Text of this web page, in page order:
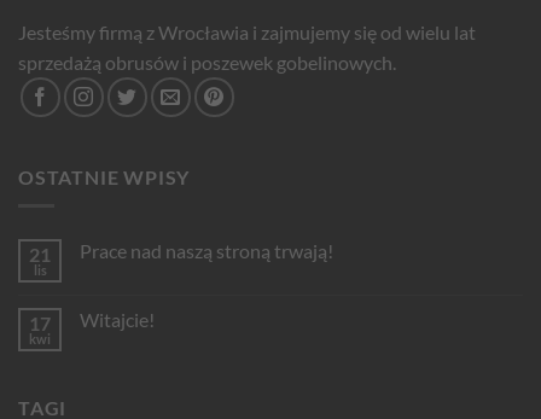
Jesteśmy firmą z Wrocławia i zajmujemy się od wielu lat
sprzedażą obrusów i poszewek gobelinowych.
OSTATNIE WPISY
21
lis
Prace nad naszą stroną trwają!
Prace
17
kwi
Witajcie!
TAGI